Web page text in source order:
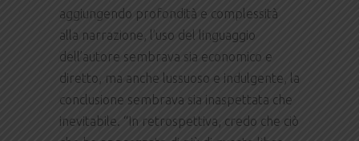
aggiungendo profondità e complessità
alla narrazione, l’uso del linguaggio
dell’autore sembrava sia economico e
diretto, ma anche lussuoso e indulgente, la
conclusione sembrava sia inaspettata che
inevitabile. “In retrospettiva, credo che ciò